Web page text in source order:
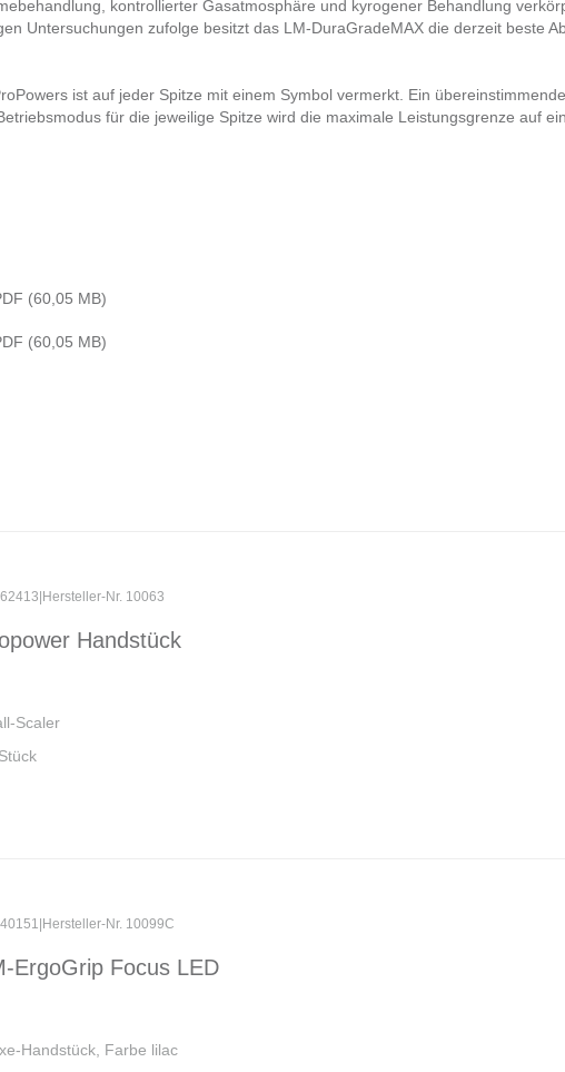
kontrollierter Gasatmosphäre und kyrogener Behandlung
Untersuchungen zufolge besitzt das LM-DuraGradeMAX die derzeit beste
ist auf jeder Spitze mit einem Symbol vermerkt. Ein
für die jeweilige Spitze wird die maximale Leistungsgrenze auf
(60,05 MB)
(60,05 MB)
Hersteller-Nr. 10063
Handstück
Scaler
Hersteller-Nr. 10099C
ErgoGrip Focus LED
Handstück, Farbe lilac